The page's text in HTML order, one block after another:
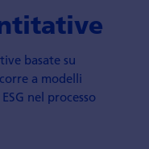
basate su
a modelli
nel processo